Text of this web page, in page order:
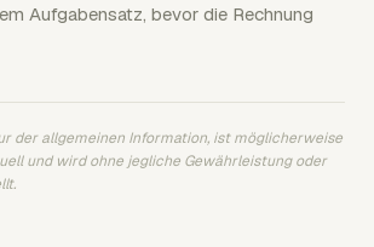
Aufgabensatz, bevor die Rechnung
der allgemeinen Information, ist möglicherweise
und wird ohne jegliche Gewährleistung oder